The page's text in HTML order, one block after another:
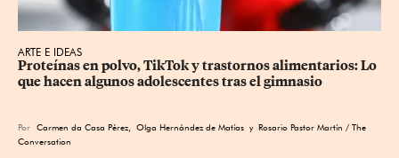
ARTE E IDEAS
Proteínas en polvo, TikTok y trastornos alimentarios: Lo
que hacen algunos adolescentes tras el gimnasio
Por Carmen da Casa Pérez Olga Hernández de Matías y Rosario Pastor Martín / The
Conversation